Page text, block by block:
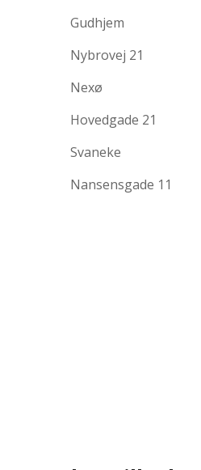
Gudhjem
Nybrovej 21
Nexø
Hovedgade 21
Svaneke
Nansensgade 11